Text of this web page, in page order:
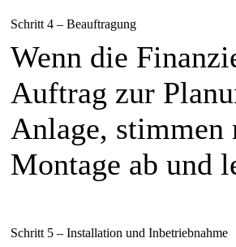
Schritt 4 – Beauftragung
Wenn die
Auftrag zur
Anlage,
Montage ab und
Schritt 5 – Installation und Inbetriebnahme